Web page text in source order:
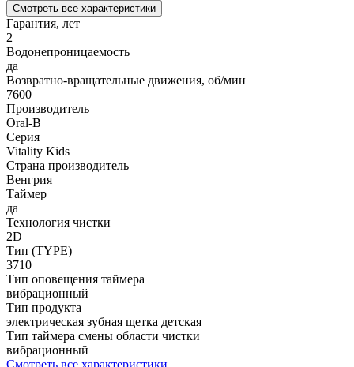
Смотреть все характеристики
Гарантия, лет
2
Водонепроницаемость
да
Возвратно-вращательные движения, об/мин
7600
Производитель
Oral-B
Серия
Vitality Kids
Страна производитель
Венгрия
Таймер
да
Технология чистки
2D
Тип (TYPE)
3710
Тип оповещения таймера
вибрационный
Тип продукта
электрическая зубная щетка детская
Тип таймера смены области чистки
вибрационный
Смотреть все характеристики